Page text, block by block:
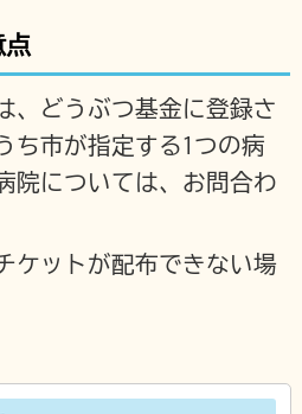
点
、どうぶつ基金に登録さ
ち市が指定する1つの病
院については、お問合わ
ケットが配布できない場